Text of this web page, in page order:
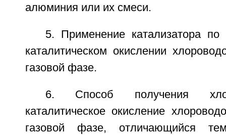
алюминия или их смеси.
5. Применение катализатора
каталитическом окислении
газовой фазе.
6. Способ получения
каталитическое окисление
газовой фазе, отличающийся